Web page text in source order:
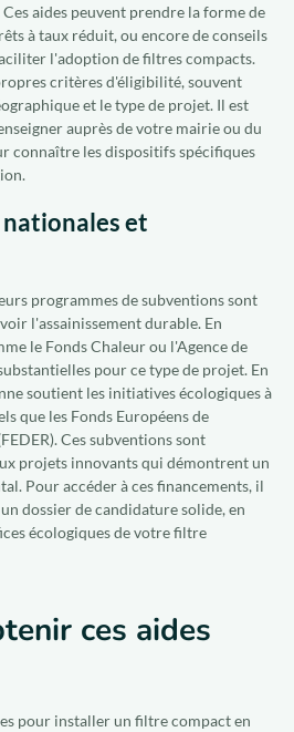
aides peuvent prendre la forme de
à taux réduit, ou encore de conseils
l'adoption de filtres compacts.
critères d'éligibilité, souvent
et le type de projet. Il est
auprès de votre mairie ou du
connaître les dispositifs spécifiques
et
programmes de subventions sont
l'assainissement durable. En
le Fonds Chaleur ou l'Agence de
pour ce type de projet. En
soutient les initiatives écologiques à
que les Fonds Européens de
Ces subventions sont
projets innovants qui démontrent un
Pour accéder à ces financements, il
dossier de candidature solide, en
écologiques de votre filtre
ces aides
pour installer un filtre compact en